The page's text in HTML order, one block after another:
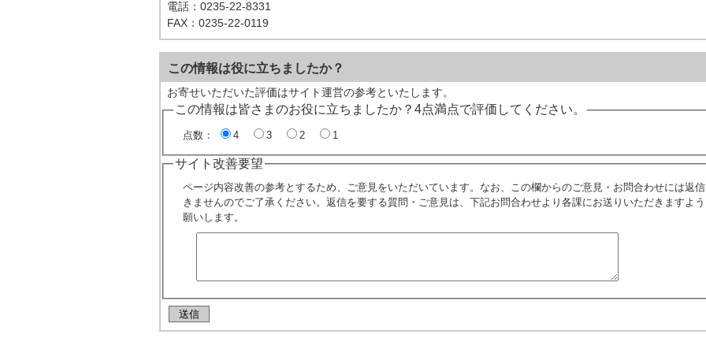
電話：0235-22-8331
FAX：0235-22-0119
この情報は役に立ちましたか？
お寄せいただいた評価はサイト運営の参考といたします。
この情報は皆さまのお役に立ちましたか？4点満点で評価してください。
点数： 4 3 2 1
サイト改善要望
ページ内容改善の参考とするため、ご意見をいただいています。なお、この欄からのご意見・お問合わせには返
きませんのでご了承ください。返信を要する質問・ご意見は、下記お問合わせより各課にお送りいただきますよ
願いします。